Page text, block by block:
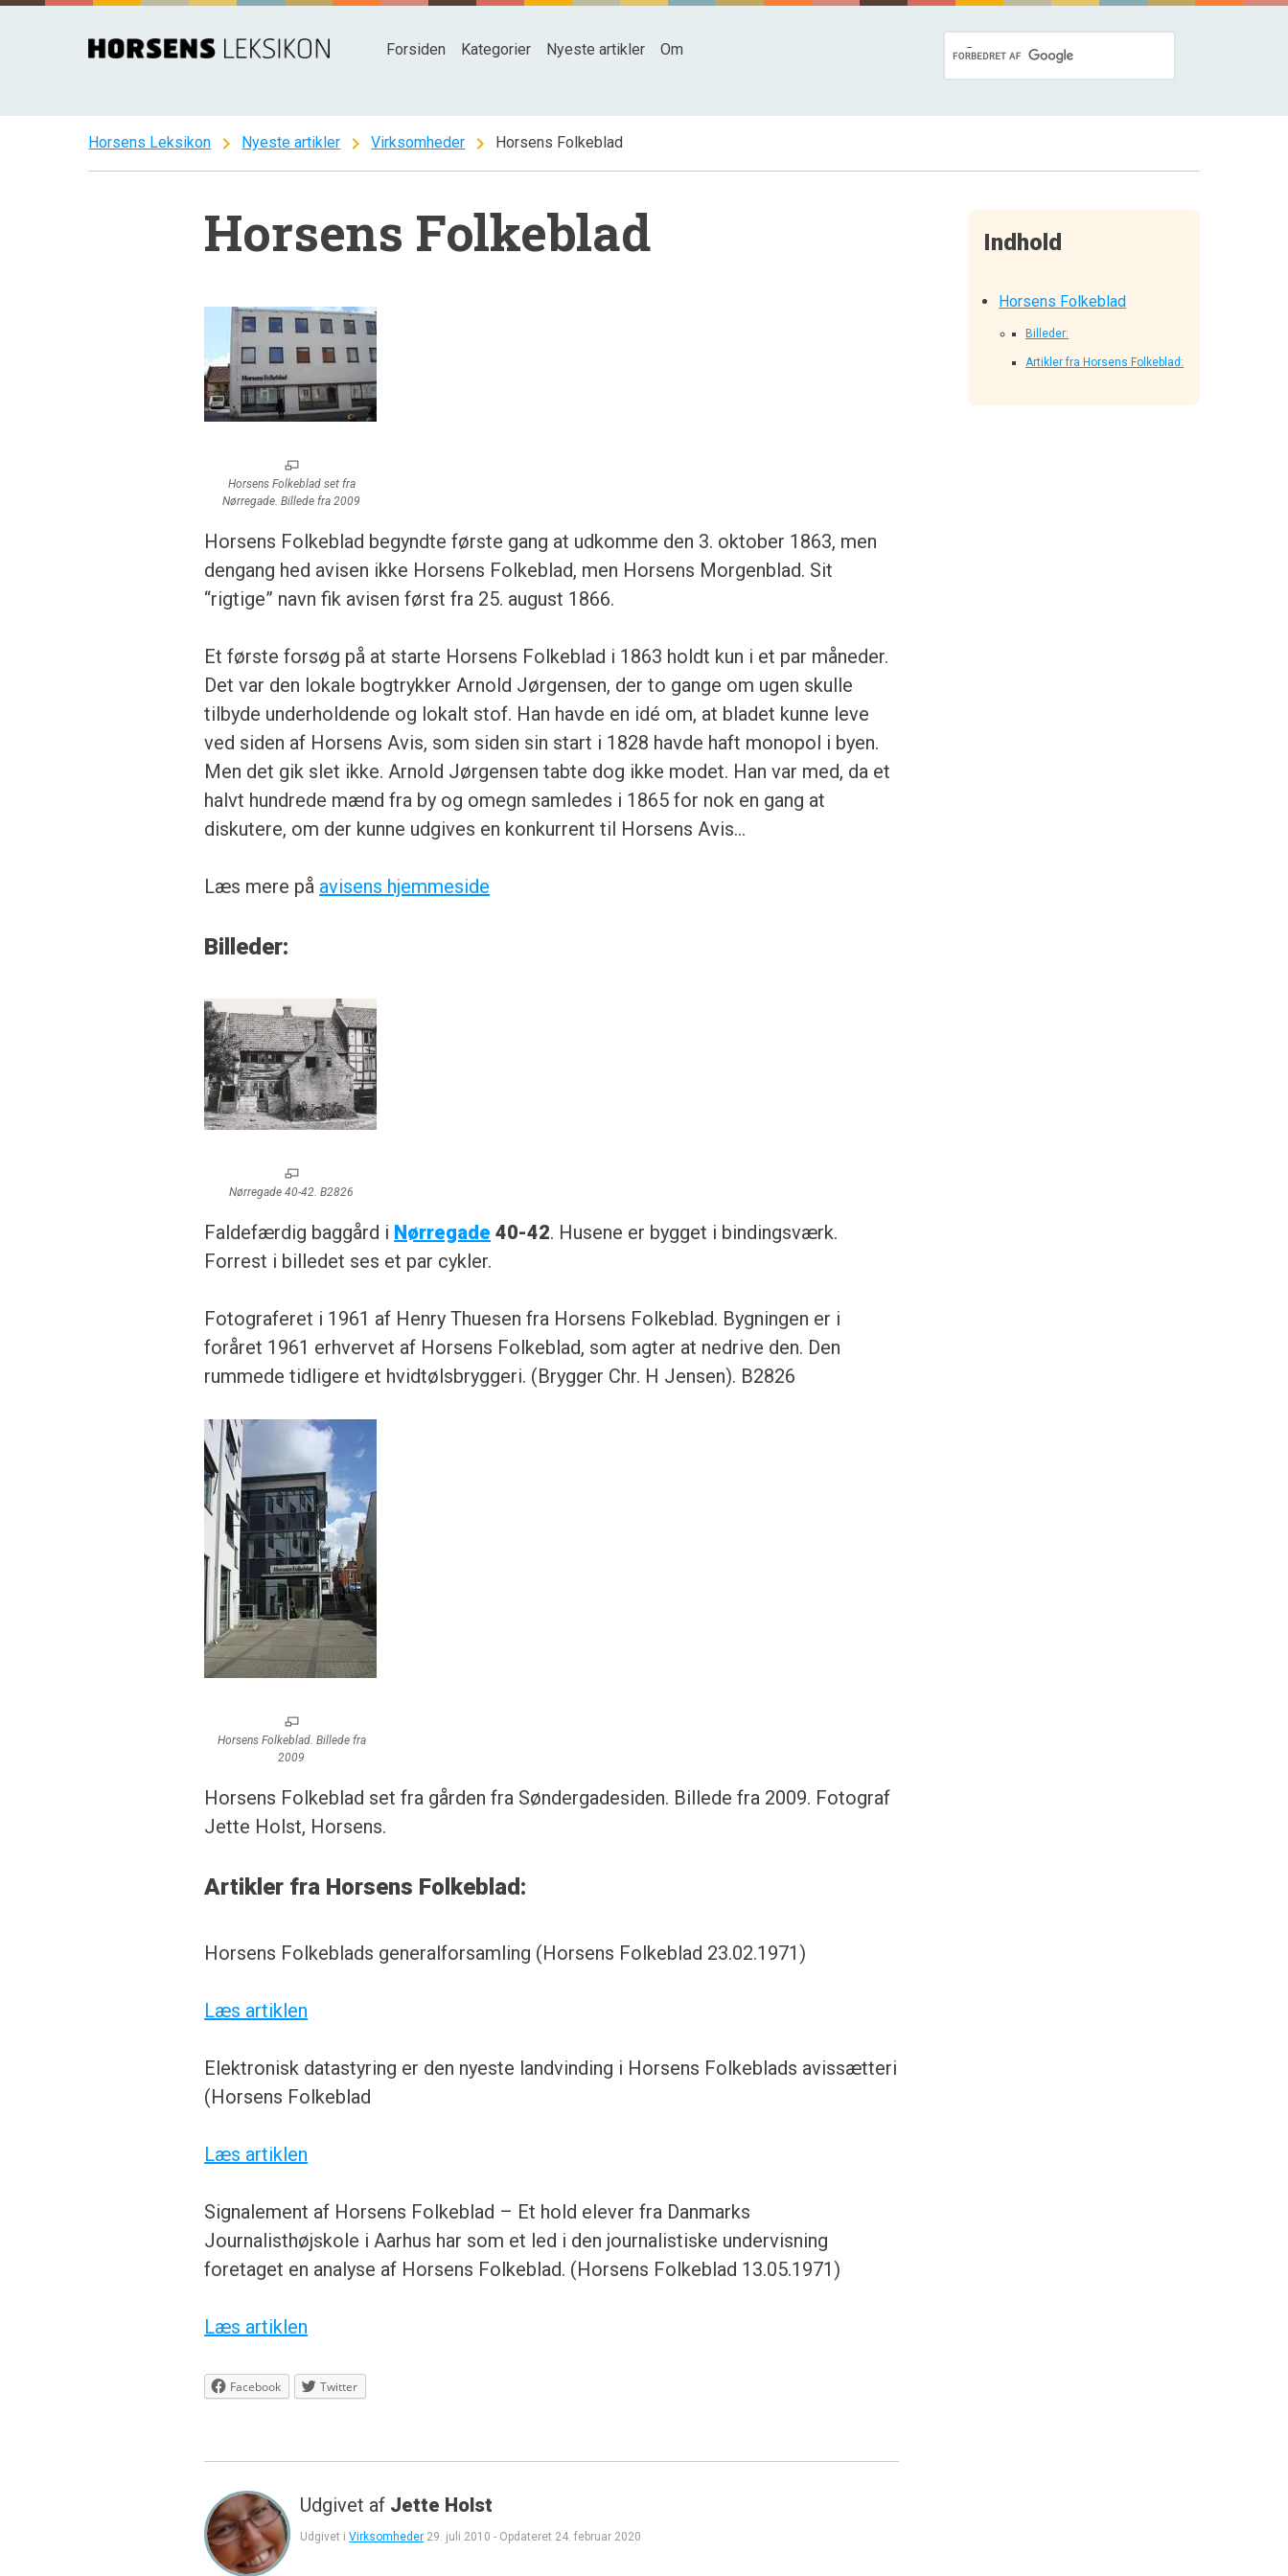
Spring
Forsiden Kategorier Nyeste artikler Om
Horsens Leksikon chevron_right Nyeste artikler chevron_right Virksomheder chevron_right Horsens Folkeblad
Indhold
Horsens Folkeblad
Billeder:
Artikler fra Horsens Folkeblad:
Horsens Folkeblad
Horsens Folkeblad set fra
Nørregade. Billede fra 2009
Horsens Folkeblad begyndte første gang at udkomme den 3. oktober 1863, men
dengang hed avisen ikke Horsens Folkeblad, men Horsens Morgenblad. Sit
“rigtige” navn fik avisen først fra 25. august 1866.
Et første forsøg på at starte Horsens Folkeblad i 1863 holdt kun i et par måneder.
Det var den lokale bogtrykker Arnold Jørgensen, der to gange om ugen skulle
tilbyde underholdende og lokalt stof. Han havde en idé om, at bladet kunne leve
ved siden af Horsens Avis, som siden sin start i 1828 havde haft monopol i byen.
Men det gik slet ikke. Arnold Jørgensen tabte dog ikke modet. Han var med, da et
halvt hundrede mænd fra by og omegn samledes i 1865 for nok en gang at
diskutere, om der kunne udgives en konkurrent til Horsens Avis…
Læs mere på avisens hjemmeside
Billeder:
Nørregade 40-42. B2826
Faldefærdig baggård i Nørregade 40-42. Husene er bygget i bindingsværk.
Forrest i billedet ses et par cykler.
Fotograferet i 1961 af Henry Thuesen fra Horsens Folkeblad. Bygningen er i
foråret 1961 erhvervet af Horsens Folkeblad, som agter at nedrive den. Den
rummede tidligere et hvidtølsbryggeri. (Brygger Chr. H Jensen). B2826
Horsens Folkeblad. Billede fra
2009
Horsens Folkeblad set fra gården fra Søndergadesiden. Billede fra 2009. Fotograf
Jette Holst, Horsens.
Artikler fra Horsens Folkeblad:
Horsens Folkeblads generalforsamling (Horsens Folkeblad 23.02.1971)
Læs artiklen
Elektronisk datastyring er den nyeste landvinding i Horsens Folkeblads avissætteri
(Horsens Folkeblad
Læs artiklen
Signalement af Horsens Folkeblad – Et hold elever fra Danmarks
Journalisthøjskole i Aarhus har som et led i den journalistiske undervisning
foretaget en analyse af Horsens Folkeblad. (Horsens Folkeblad 13.05.1971)
Læs artiklen
Facebook Twitter
Udgivet af Jette Holst
Udgivet iVirksomheder 29. juli 2010 - Opdateret 24. februar 2020